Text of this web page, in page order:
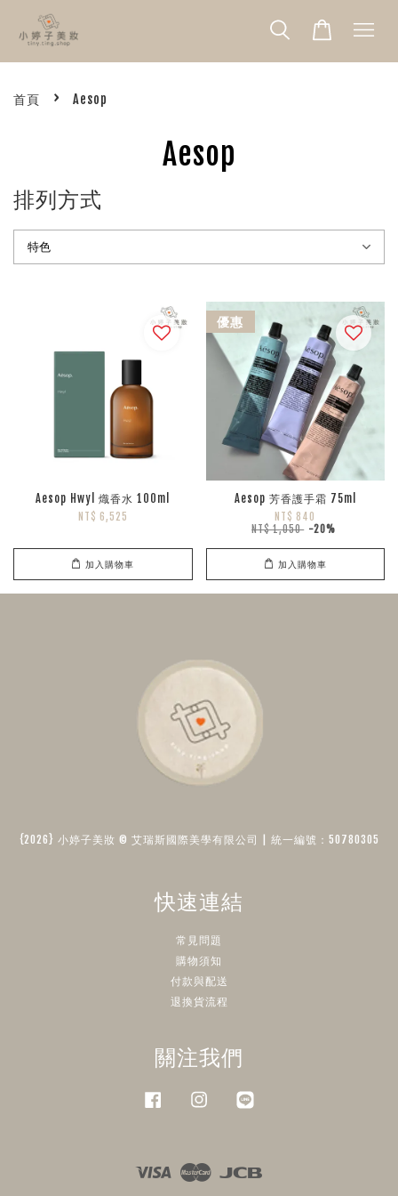
首頁 › Aesop
Aesop
排列方式
Aesop Hwyl 熾香水 100ml
NT$ 6,525
加入購物車
優惠
Aesop 芳香護手霜 75ml
NT$ 840
NT$ 1,050 -20%
加入購物車
{2026} 小婷子美妝 © 艾瑞斯國際美學有限公司 | 統一編號：50780305​
快速連結
常見問題
購物須知
付款與配送
退換貨流程
關注我們
Facebook Instagram
Visa Master